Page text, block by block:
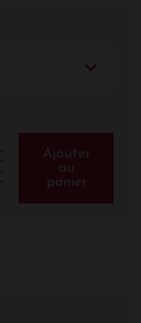
Ajouter
au
panier